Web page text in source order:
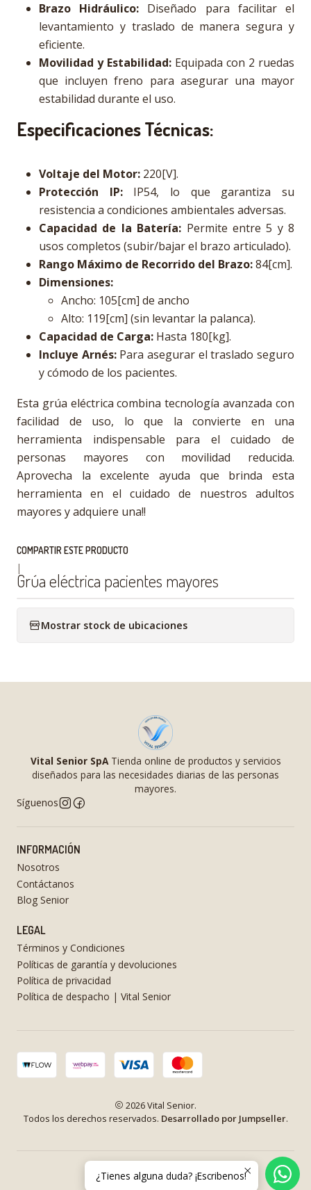
Brazo Hidráulico: Diseñado para facilitar el
levantamiento y traslado de manera segura y
eficiente.
Movilidad y Estabilidad: Equipada con 2 ruedas
que incluyen freno para asegurar una mayor
estabilidad durante el uso.
Especificaciones Técnicas:
Voltaje del Motor: 220[V].
Protección IP:IP54, lo que garantiza su
resistencia a condiciones ambientales adversas.
Capacidad de la Batería: Permite entre 5 y 8
usos completos (subir/bajar el brazo articulado).
Rango Máximo de Recorrido del Brazo:84[cm].
Dimensiones:
Ancho: 105[cm] de ancho
Alto: 119[cm] (sin levantar la palanca).
Capacidad de Carga: Hasta 180[kg].
Incluye Arnés:Para asegurar el traslado seguro
y cómodo de los pacientes.
Esta grúa eléctrica combina tecnología avanzada con
facilidad de uso, lo que la convierte en una
herramienta indispensable para el cuidado de
personas mayores con movilidad reducida.
Aprovecha la excelente ayuda que brinda esta
herramienta en el cuidado de nuestros adultos
mayores y adquiere una!!
COMPARTIR ESTE PRODUCTO
|
Grúa eléctrica pacientes mayores
Mostrar stock de ubicaciones
Vital Senior SpATienda online de productos y servicios
diseñados para las necesidades diarias de las personas
mayores.
Síguenos
INFORMACIÓN
Nosotros
Contáctanos
Blog Senior
LEGAL
Términos y Condiciones
Políticas de garantía y devoluciones
Política de privacidad
Política de despacho | Vital Senior
2026 Vital Senior.
Todos los derechos reservados. Desarrollado por Jumpseller.
VOLVER ARRIBA
¿Tienes alguna duda? ¡Escribenos!